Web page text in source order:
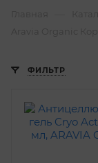
ФИЛЬТР